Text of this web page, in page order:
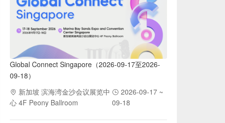
Global Connect Singapore（2026-09-17至2026-
09-18）
新加坡 滨海湾金沙会议展览中
心 4F Peony Ballroom
2026-09-17 ~
09-18